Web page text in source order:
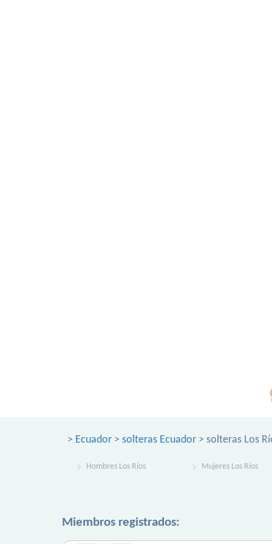
> Ecuador > solteras Ecuador > solteras Los
Hombres Los Ríos Mujeres Los Ríos
Miembros registrados: